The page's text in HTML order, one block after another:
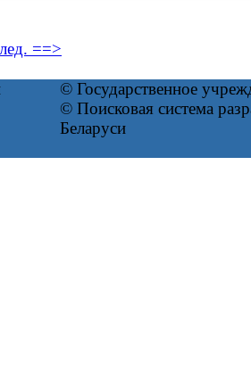
==>
© Государственное
© Поисковая система
Беларуси